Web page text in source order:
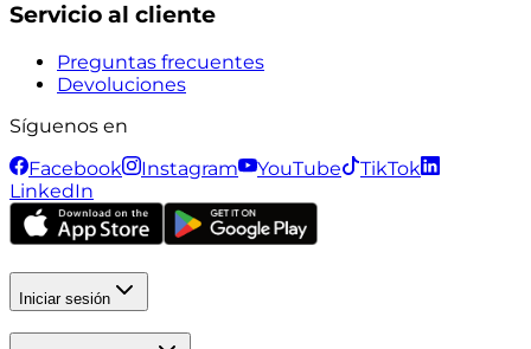
Servicio al cliente
Preguntas frecuentes
Devoluciones
Síguenos en
Facebook
Instagram YouTube
TikTok
LinkedIn
Iniciar sesión